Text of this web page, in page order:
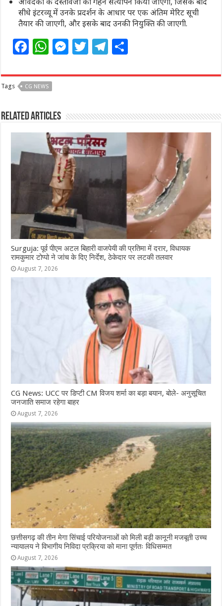
सीधे इंटरव्यू में उनके प्रदर्शन के आधार पर एक अंतिम मेरिट सूची
तैयार की जाएगी, और इसके बाद उनकी नियुक्ति की जाएगी.
F
c
e
b
o
k
W
at
s
A
p
p
M
ss
n
g
e
r
T
itt
r
T
e
ra
m
ar
Tags CG NEWS
Related Articles
Surguja: पूर्व पीएम अटल बिहारी वाजपेयी की प्रतिमा में दरार, विधायक
रामकुमार टोप्पो ने जांच के दिए निर्देश, ठेकेदार पर लटकी तलवार
August 7, 2026
CG News: UCC पर डिप्टी CM विजय शर्मा का बड़ा बयान, बोले- अनुसूचित
जनजाति समाज रहेगा बाहर
August 7, 2026
छत्तीसगढ़ की तीन मेगा सिंचाई परियोजनाओं को मिली बड़ी कानूनी मजबूती उच्च
न्यायालय ने विभागीय निविदा प्रक्रिया को माना पूर्णतः विधिसम्मत
August 7, 2026